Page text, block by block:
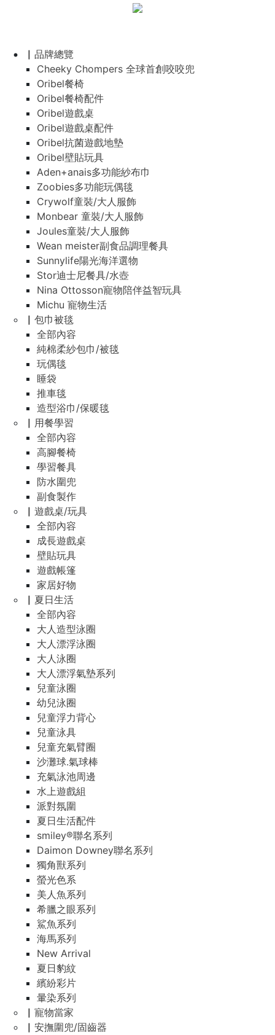
▏品牌總覽
Cheeky Chompers 全球首創咬咬兜
Oribel餐椅
Oribel餐椅配件
Oribel遊戲桌
Oribel遊戲桌配件
Oribel抗菌遊戲地墊
Oribel壁貼玩具
Aden+anais多功能紗布巾
Zoobies多功能玩偶毯
Crywolf童裝/大人服飾
Monbear 童裝/大人服飾
Joules童裝/大人服飾
Wean meister副食品調理餐具
Sunnylife陽光海洋選物
Stor迪士尼餐具/水壺
Nina Ottosson寵物陪伴益智玩具
Michu 寵物生活
▏包巾被毯
全部內容
純棉柔紗包巾/被毯
玩偶毯
睡袋
推車毯
造型浴巾/保暖毯
▏用餐學習
全部內容
高腳餐椅
學習餐具
防水圍兜
副食製作
▏遊戲桌/玩具
全部內容
成長遊戲桌
壁貼玩具
遊戲帳篷
家居好物
▏夏日生活
全部內容
大人造型泳圈
大人漂浮泳圈
大人泳圈
大人漂浮氣墊系列
兒童泳圈
幼兒泳圈
兒童浮力背心
兒童泳具
兒童充氣臂圈
沙灘球.氣球棒
充氣泳池周邊
水上遊戲組
派對氛圍
夏日生活配件
smiley®聯名系列
Daimon Downey聯名系列
獨角獸系列
螢光色系
美人魚系列
希臘之眼系列
鯊魚系列
海馬系列
New Arrival
夏日豹紋
繽紛彩片
暈染系列
▏寵物當家
▏安撫圍兜/固齒器